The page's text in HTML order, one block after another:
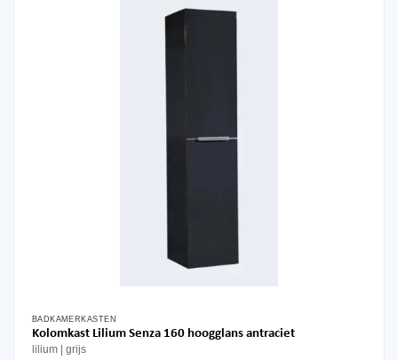
BADKAMERKASTEN
Kolomkast Lilium Senza 160 hoogglans antraciet
lilium grijs